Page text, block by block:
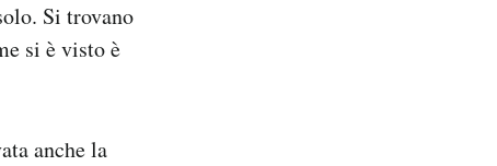
Si trovano
si è visto è
anche la